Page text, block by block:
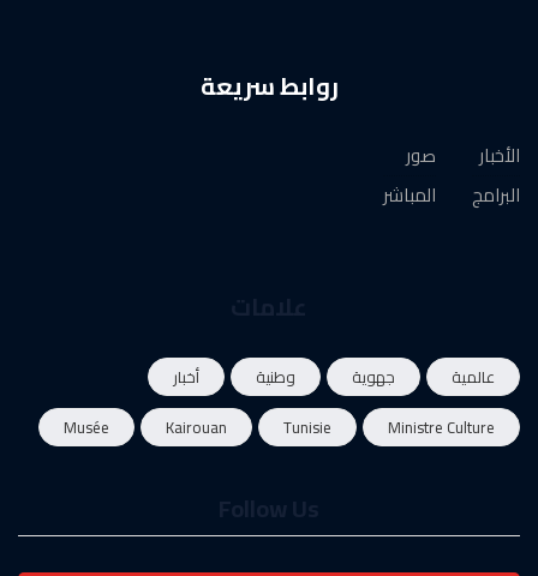
روابط سريعة
الأخبار
البرامج
صور
المباشر
عالمية جهوية وطنية
أخبار
Ministre Culture
Tunisie
Kairouan
Musée